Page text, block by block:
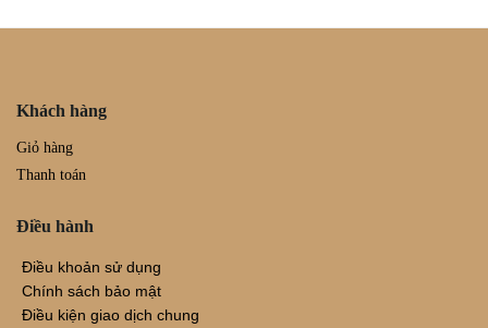
Khách hàng
Giỏ hàng
Thanh toán
Điều hành
Điều khoản sử dụng
Chính sách bảo mật
Điều kiện giao dịch chung